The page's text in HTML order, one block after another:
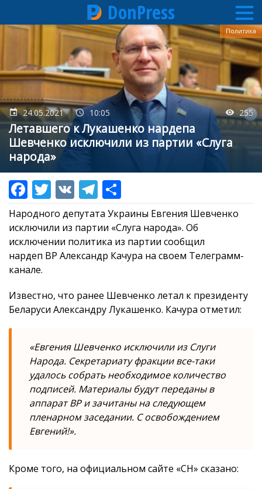
Перейти
содержанию
DonPress
24.05.2021 10:05 255
Летавшего к Лукашенко нардепа
Шевченко исключили из партии «Слуга
народа»
Политика
Народного депутата Украины Евгения Шевченко
исключили из партии «Слуга народа». Об
исключении политика из партии сообщил
нардеп ВР Александр Качура на своем Телеграмм-
канале.
Известно, что ранее Шевченко летал к президенту
Беларуси Александру Лукашенко. Качура отметил:
«Евгения Шевченко исключили из Слуги
Народа. Секретариату фракции все-таки
удалось собрать необходимое количество
подписей. Материалы будут переданы в
аппарат ВР и зачитаны на следующем
пленарном заседании. С освобождением
Евгений!».
Кроме того, на официальном сайте «СН» сказано: